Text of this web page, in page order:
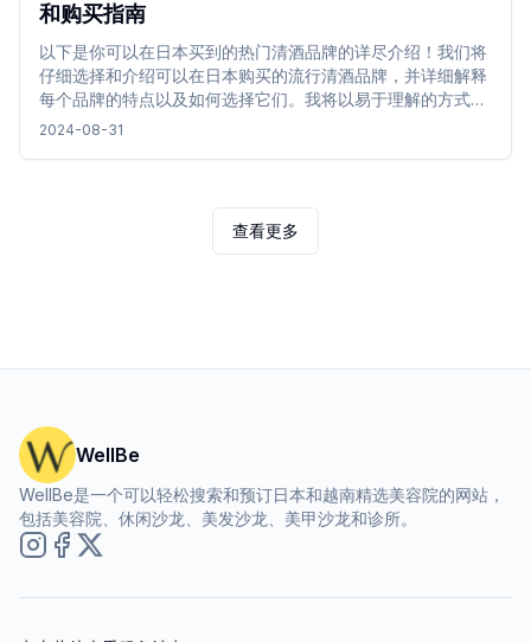
和购买指南
以下是你可以在日本买到的热门清酒品牌的详尽介绍！我们将
仔细选择和介绍可以在日本购买的流行清酒品牌，并详细解释
每个品牌的特点以及如何选择它们。我将以易于理解的方式进
行解释，以便即使是初学者也可以放心地选择，因此请务必查
2024-08-31
查看更多
WellBe
WellBe是一个可以轻松搜索和预订日本和越南精选美容院的网站，
包括美容院、休闲沙龙、美发沙龙、美甲沙龙和诊所。